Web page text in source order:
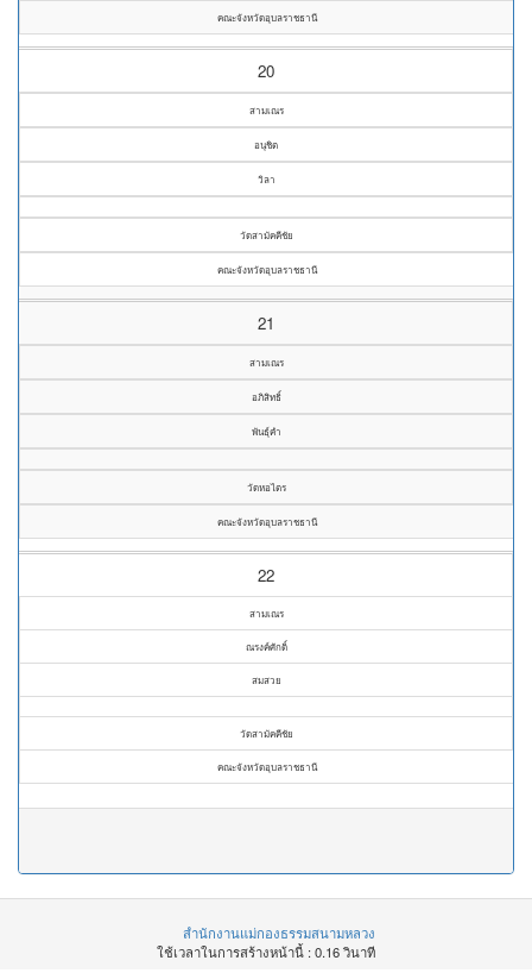
คณะจังหวัดอุบลราชธานี
20
สามเณร
อนุชิต
วิลา
วัดสามัคคีชัย
คณะจังหวัดอุบลราชธานี
21
สามเณร
อภิสิทธิ์
พันธุ์คำ
วัดหอไตร
คณะจังหวัดอุบลราชธานี
22
สามเณร
ณรงค์ศักดิ์
สมสวย
วัดสามัคคีชัย
คณะจังหวัดอุบลราชธานี
สำนักงานแม่กองธรรมสนามหลวง
ใช้เวลาในการสร้างหน้านี้ : 0.16 วินาที